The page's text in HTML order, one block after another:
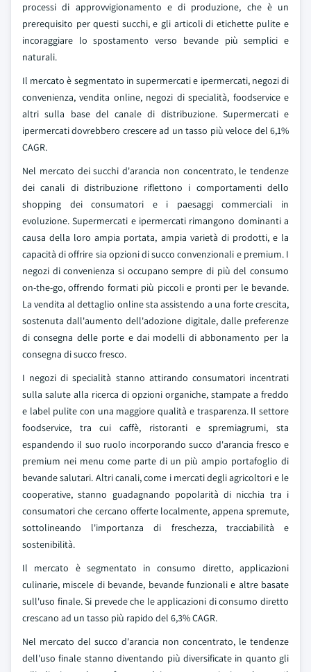
processi di approvvigionamento e di produzione, che è un
prerequisito per questi succhi, e gli articoli di etichette pulite e
incoraggiare lo spostamento verso bevande più semplici e
naturali.
Il mercato è segmentato in supermercati e ipermercati, negozi di
convenienza, vendita online, negozi di specialità, foodservice e
altri sulla base del canale di distribuzione. Supermercati e
ipermercati dovrebbero crescere ad un tasso più veloce del 6,1%
CAGR.
Nel mercato dei succhi d'arancia non concentrato, le tendenze
dei canali di distribuzione riflettono i comportamenti dello
shopping dei consumatori e i paesaggi commerciali in
evoluzione. Supermercati e ipermercati rimangono dominanti a
causa della loro ampia portata, ampia varietà di prodotti, e la
capacità di offrire sia opzioni di succo convenzionali e premium. I
negozi di convenienza si occupano sempre di più del consumo
on-the-go, offrendo formati più piccoli e pronti per le bevande.
La vendita al dettaglio online sta assistendo a una forte crescita,
sostenuta dall'aumento dell'adozione digitale, dalle preferenze
di consegna delle porte e dai modelli di abbonamento per la
consegna di succo fresco.
I negozi di specialità stanno attirando consumatori incentrati
sulla salute alla ricerca di opzioni organiche, stampate a freddo
e label pulite con una maggiore qualità e trasparenza. Il settore
foodservice, tra cui caffè, ristoranti e spremiagrumi, sta
espandendo il suo ruolo incorporando succo d'arancia fresco e
premium nei menu come parte di un più ampio portafoglio di
bevande salutari. Altri canali, come i mercati degli agricoltori e le
cooperative, stanno guadagnando popolarità di nicchia tra i
consumatori che cercano offerte localmente, appena spremute,
sottolineando l'importanza di freschezza, tracciabilità e
sostenibilità.
Il mercato è segmentato in consumo diretto, applicazioni
culinarie, miscele di bevande, bevande funzionali e altre basate
sull'uso finale. Si prevede che le applicazioni di consumo diretto
crescano ad un tasso più rapido del 6,3% CAGR.
Nel mercato del succo d'arancia non concentrato, le tendenze
dell'uso finale stanno diventando più diversificate in quanto gli